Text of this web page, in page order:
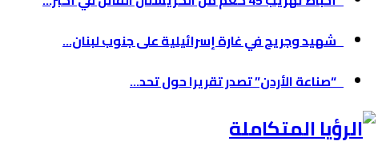
شهيد وجريح في غارة إسرائيلية على جنوب لبنان...
“صناعة الأردن” تصدر تقريرا حول تحد...